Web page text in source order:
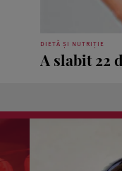
DIETĂ ȘI NUTRIȚIE
A slabit 22